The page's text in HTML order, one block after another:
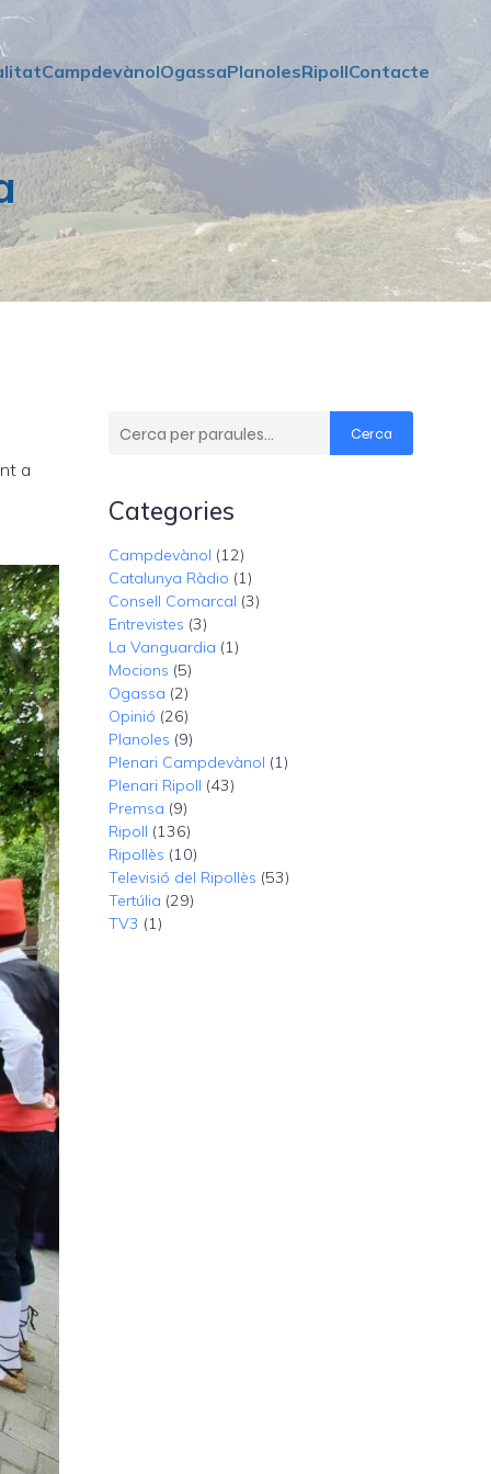
CampdevànolOgassaPlanolesRipollContacte
a
Cerca
Categories
Campdevànol (12)
Catalunya Ràdio (1)
Consell Comarcal (3)
Entrevistes (3)
La Vanguardia (1)
Mocions (5)
Ogassa (2)
Opinió (26)
Planoles (9)
Plenari Campdevànol (1)
Plenari Ripoll (43)
Premsa (9)
Ripoll (136)
Ripollès (10)
Televisió del Ripollès (53)
Tertúlia (29)
TV3 (1)